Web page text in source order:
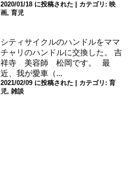
2020/01/18 に投稿された カテゴリ: 映
画, 育児
シティサイクルのハンドルをママ
チャリのハンドルに交換した。
吉
祥寺 美容師 松岡です。 最
近、我が愛車（...
2021/02/09 に投稿された カテゴリ: 育
児, 雑談